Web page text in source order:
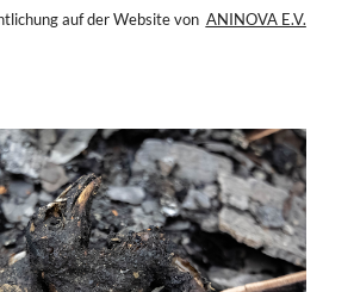
auf der Website von ANINOVA E.V.